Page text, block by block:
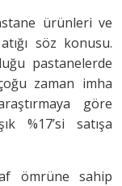
ürünleri ve
söz konusu.
pastanelerde
zaman imha
göre
%17’si satışa
ömrüne sahip